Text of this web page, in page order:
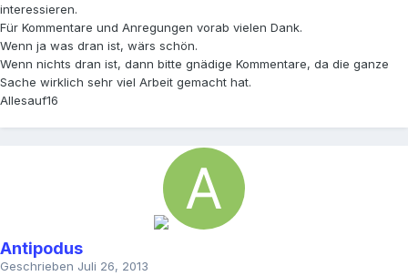
interessieren.
Für Kommentare und Anregungen vorab vielen Dank.
Wenn ja was dran ist, wärs schön.
Wenn nichts dran ist, dann bitte gnädige Kommentare, da die ganze
Sache wirklich sehr viel Arbeit gemacht hat.
Allesauf16
Antipodus
Geschrieben Juli 26, 2013